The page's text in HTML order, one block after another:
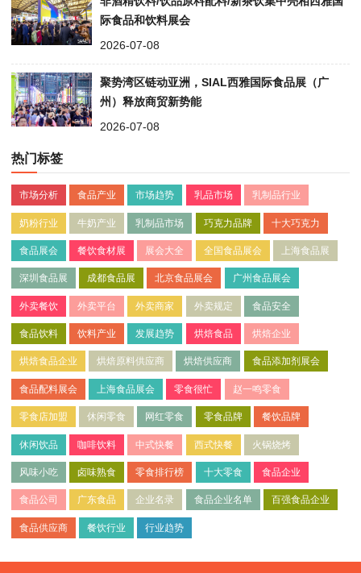
际食品和饮料展会
2026-07-08
聚势湾区链动亚洲，SIAL西雅国际食品展（广
州）释放商贸新势能
2026-07-08
热门标签
市场分析 食品产业 市场趋势 乳品市场 乳制品行业
奶粉行业 牛奶产业 乳制品市场 巧克力品牌 十大巧克力
食品展会 餐饮食材展 展会大全 全国食品展会 上海食品展
深圳食品展 成都食品展 北京食品展会 广州食品展会
外卖餐饮 外卖平台 外卖商家 外卖规定 食品安全
食品饮料 饮料产业 发展趋势 烘焙食品 烘焙企业
烘焙食品企业 烘焙原料供应商 烘焙供应商 食品添加剂展会
食品配料展会 上海食品展会 零食很忙 赵一鸣零食
零食店加盟 休闲零食 网红零食 零食品牌 餐饮品牌
休闲饮品 咖啡饮料 中式快餐 西式快餐 火锅烧烤
风味小吃 卤味熟食 零食排行榜 十大零食 食品企业
食品公司 广东食品 企业名录 食品企业名单 百强食品企业
食品供应商 餐饮行业 行业趋势